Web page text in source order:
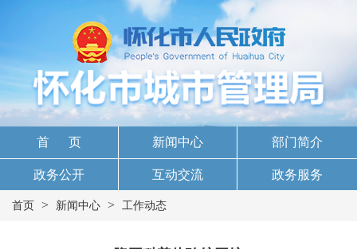
首 页 新闻中心 部门简介
政务公开 互动交流 政务服务
首页 > 新闻中心 > 工作动态